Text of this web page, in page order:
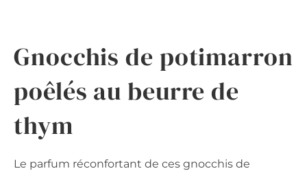
Gnocchis de potimarron
poêlés au beurre de
thym
Le parfum réconfortant de ces gnocchis de